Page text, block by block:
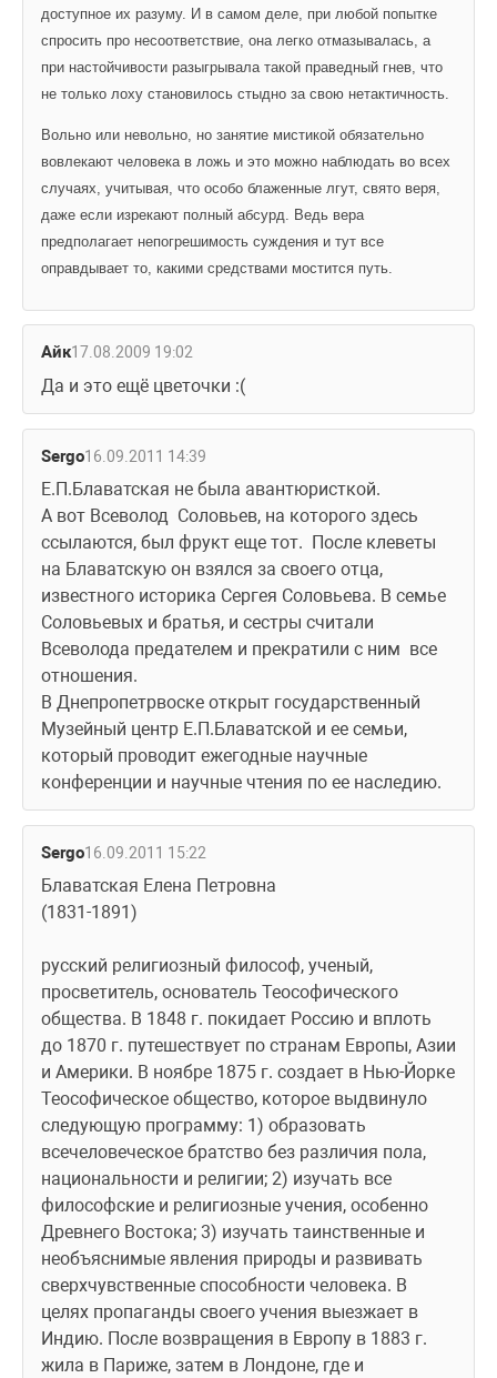
доступное их разуму. И в самом деле, при любой попытке
спросить про несоответствие, она легко отмазывалась, а
при настойчивости разыгрывала такой праведный гнев, что
не только лоху становилось стыдно за свою нетактичность.
Вольно или невольно, но занятие мистикой обязательно
вовлекают человека в ложь и это можно наблюдать во всех
случаях, учитывая, что особо блаженные лгут, свято веря,
даже если изрекают полный абсурд. Ведь вера
предполагает непогрешимость суждения и тут все
оправдывает то, какими средствами мостится путь.
Айк17.08.2009 19:02
Да и это ещё цветочки :(
Sergo16.09.2011 14:39
Е.П.Блаватская не была авантюристкой.
А вот Всеволод  Соловьев, на которого здесь
ссылаются, был фрукт еще тот.  После клеветы
на Блаватскую он взялся за своего отца,
известного историка Сергея Соловьева. В семье
Соловьевых и братья, и сестры считали
Всеволода предателем и прекратили с ним  все
отношения.
В Днепропетрвоске открыт государственный
Музейный центр Е.П.Блаватской и ее семьи,
который проводит ежегодные научные
конференции и научные чтения по ее наследию.
Sergo16.09.2011 15:22
Блаватская Елена Петровна
(1831-1891)
русский религиозный философ, ученый,
просветитель, основатель Теософического
общества. В 1848 г. покидает Россию и вплоть
до 1870 г. путешествует по странам Европы, Азии
и Америки. В ноябре 1875 г. создает в Нью-Йорке
Теософическое общество, которое выдвинуло
следующую программу: 1) образовать
всечеловеческое братство без различия пола,
национальности и религии; 2) изучать все
философские и религиозные учения, особенно
Древнего Востока; 3) изучать таинственные и
необъяснимые явления природы и развивать
сверхчувственные способности человека. В
целях пропаганды своего учения выезжает в
Индию. После возвращения в Европу в 1883 г.
жила в Париже, затем в Лондоне, где и